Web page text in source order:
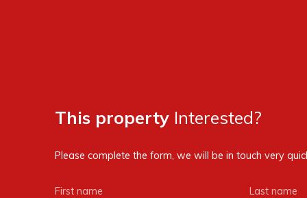
This property Interested?
Please complete the form, we will be in touch very
First name Last name